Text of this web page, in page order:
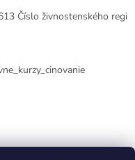
Číslo živnostenského regi